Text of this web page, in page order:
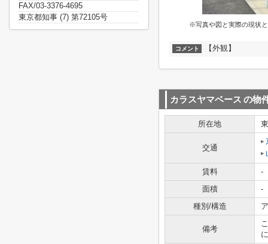
※写真や図と実際の現状
コメント 【外観】
カラスヤマベース の物
所在地
交通
賃料
-
面積
-
種別/構造
備考
FAX/03-3376-4695
東京都知事 (7) 第72105号